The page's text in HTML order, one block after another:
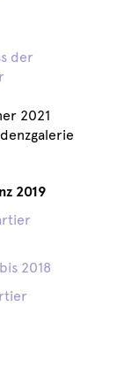
der
2021
2019
2018